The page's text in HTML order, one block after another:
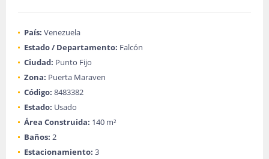
País: Venezuela
Estado / Departamento: Falcón
Ciudad: Punto Fijo
Zona: Puerta Maraven
Código: 8483382
Estado: Usado
Área Construida: 140 m²
Baños: 2
Estacionamiento: 3